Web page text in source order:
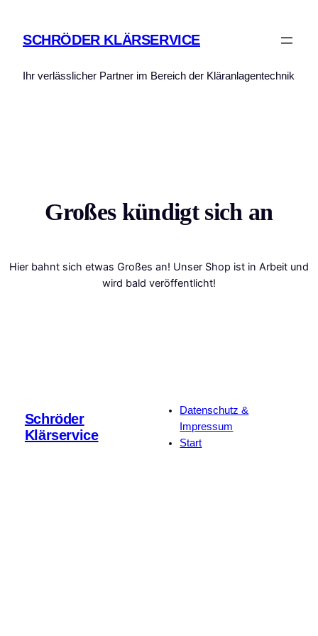
SCHRÖDER KLÄRSERVICE
Ihr verlässlicher Partner im Bereich der Kläranlagentechnik
Großes kündigt sich an
Hier bahnt sich etwas Großes an! Unser Shop ist in Arbeit und
wird bald veröffentlicht!
Schröder
Klärservice
Datenschutz &
Impressum
Start